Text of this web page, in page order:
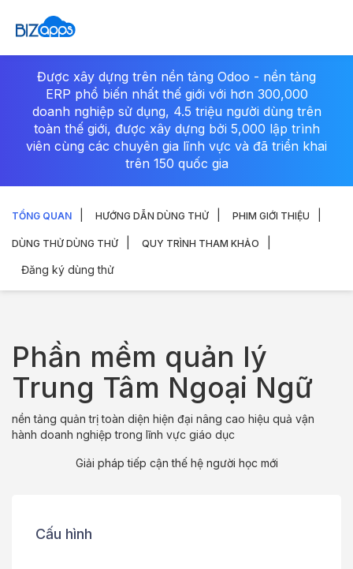
Được xây dựng trên nền tảng Odoo - nền tảng
ERP phổ biến nhất thế giới với hơn 300,000
doanh nghiệp sử dụng, 4.5 triệu người dùng trên
toàn thế giới, được xây dựng bởi 5,000 lập trình
viên cùng các chuyên gia lĩnh vực và đã triển khai
trên 150 quốc gia
TỔNG QUAN HƯỚNG DẪN DÙNG THỬ PHIM GIỚI THIỆU
DÙNG THỬ DÙNG THỬ QUY TRÌNH THAM KHẢO
Đăng ký dùng thử
Phần mềm quản lý
Trung Tâm Ngoại Ngữ
nền tảng quản trị toàn diện hiện đại nâng cao hiệu quả vận
hành doanh nghiệp trong lĩnh vực giáo dục
Giải pháp tiếp cận thế hệ người học mới
Cấu hình